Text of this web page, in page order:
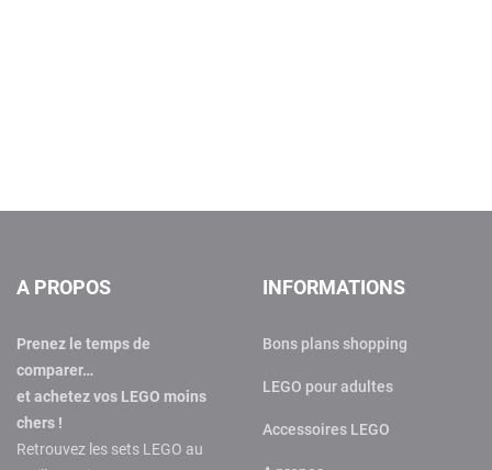
A PROPOS
Prenez le temps de
comparer…
et achetez vos LEGO moins
chers !
Retrouvez les sets LEGO au
INFORMATIONS
Bons plans shopping
LEGO pour adultes
Accessoires LEGO